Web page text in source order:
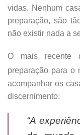
vidas. Nenhum
preparação, são
não existir nada a
O mais recente
preparação para o
acompanhar os
discernimento:
“A